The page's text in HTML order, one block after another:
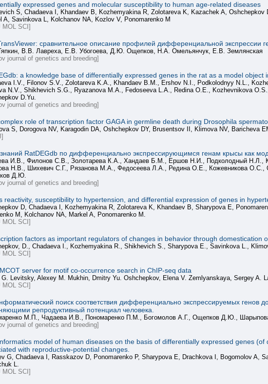
expressed genes and molecular susceptibility to human age-related diseases
S, Chadaeva I, Khandaev B, Kozhemyakina R, Zolotareva K, Kazachek A,
A, Savinkova L, Kolchanov NA, Kozlov V, Ponomarenko M
MOL SCI]
сравнительное описание профилей дифференциальной экспрессии
В.В. Лавреха, Е.В. Убогоева, Д.Ю. Ощепков, Н.А. Омельянчук, Е.В. Землянская
journal of genetics and breeding]
a knowledge base of differentially expressed genes in the rat as a model object
I.V., Filonov S.V., Zolotareva K.A., Khandaev B.M., Ershov N.I., Podkolodnyy N.L.,
N.V., Shikhevich S.G., Ryazanova M.A., Fedoseeva L.A., Redina О.Е., Kozhevnikova
D.Yu.
journal of genetics and breeding]
role of transcription factor GAGA in germline death during Drosophila
S, Dorogova NV, Karagodin DA, Oshchepkov DY, Brusentsov II, Klimova NV, Baricheva
RatDEGdb по дифференциально экспрессирующимся генам крысы как
И.В., Филонов С.В., Золотарева К.А., Хандаев Б.М., Ершов Н.И., Подколодный Н.Л.,
Н.В., Шихевич С.Г., Рязанова М.А., Федосеева Л.А., Редина О.Е., Кожевникова
Д.Ю.
journal of genetics and breeding]
reactivity, susceptibility to hypertension, and differential expression of genes in
D, Chadaeva I, Kozhemyakina R, Zolotareva K, Khandaev B, Sharypova E,
M, Kolchanov NA, Markel A, Ponomarenko M.
MOL SCI]
factors as important regulators of changes in behavior through domestication
D., Chadaeva I., Kozhemyakina R., Shikhevich S., Sharypova E., Savinkova L.,
MOL SCI]
server for motif co-occurrence search in ChIP-seq data
Levitsky, Alexey M. Mukhin, Dmitry Yu. Oshchepkov, Elena V. Zemlyanskaya, Sergey A.
MOL SCI]
поиск соответствия дифференциально экспрессируемых генов
репродуктивный потенциал человека.
М.П., Чадаева И.В., Пономаренко П.М., Богомолов А.Г., Ощепков Д.Ю.,
journal of genetics and breeding]
model of human diseases on the basis of differentially expressed genes
with reproductive-potential changes.
G, Chadaeva I, Rasskazov D, Ponomarenko P, Sharypova E, Drachkova I, Bogomolov A,
L.
MOL SCI]